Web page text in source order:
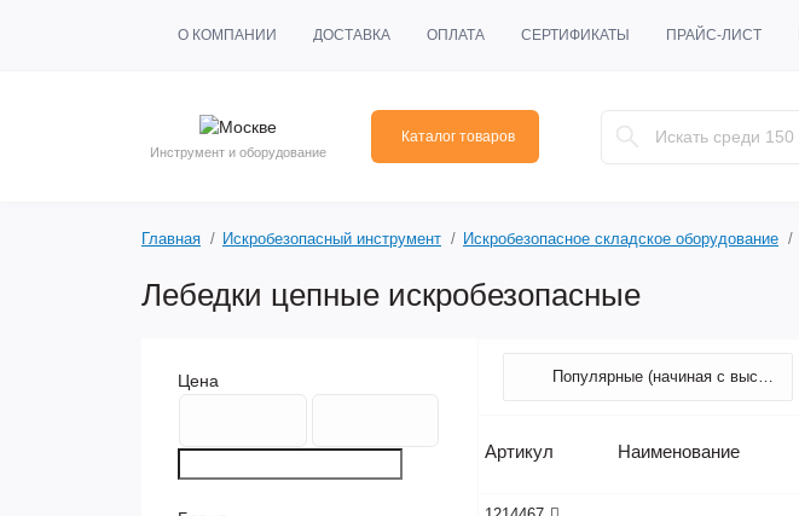
О КОМПАНИИ ДОСТАВКА ОПЛАТА СЕРТИФИКАТЫ ПРАЙС-ЛИСТ
Инструмент и оборудование
Каталог товаров
Главная Искробезопасный инструмент Искробезопасное складское оборудование
Лебедки цепные искробезопасные
Цена
Артикул Наименование